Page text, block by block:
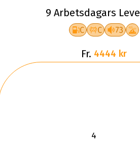
9 Arbetsdagars
C C 73
Fr. 4444 kr